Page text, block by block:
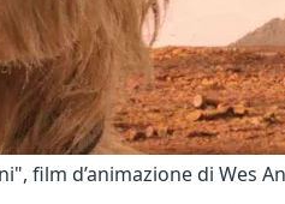
film d’animazione di Wes